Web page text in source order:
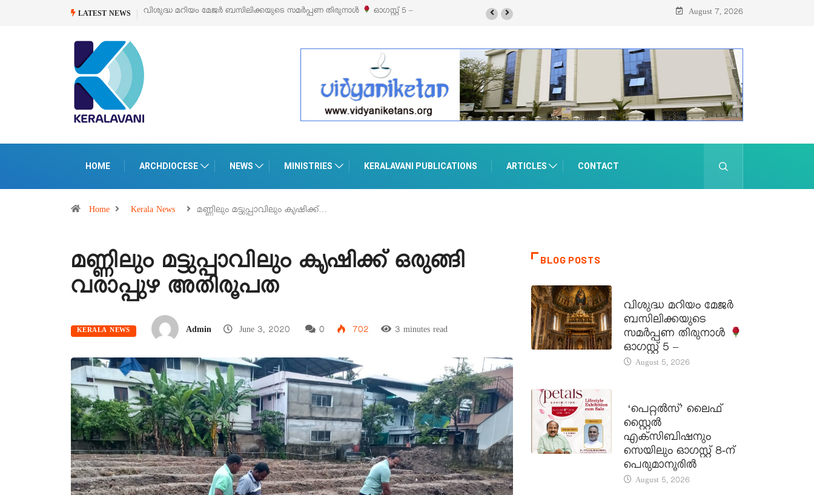
LATEST NEWS
മറിയം മേജർ ബസിലിക്കയുടെ സമർപ്പണ തിരുനാൾ ഓഗസ്റ്റ് 5 –‘പെറ്റൽസ്’ ലൈഫ് സ്റ്റൈൽ എക്സിബിഷനും സെയിലും ഓഗസ്റ്റ് 8-ന്
August 7, 2026
HOME ARCHDIOCESE NEWS MINISTRIES KERALAVANI PUBLICATIONS ARTICLES CONTACT
Home Kerala News മണ്ണിലും മട്ടുപ്പാവിലും കൃഷിക്ക്…
മണ്ണിലും മട്ടുപ്പാവിലും കൃഷിക്ക് ഒരുങ്ങി
വരാപ്പുഴ അതിരൂപത
KERALA NEWS Admin June 3, 2020 0 702 3 minutes read
BLOG POSTS
വിശുദ്ധ മറിയം മേജർ
ബസിലിക്കയുടെ
സമർപ്പണ തിരുനാൾ
ഓഗസ്റ്റ് 5 –
August 5, 2026
‘പെറ്റൽസ്’ ലൈഫ്
സ്റ്റൈൽ
എക്സിബിഷനും
സെയിലും ഓഗസ്റ്റ് 8-ന്
പെരുമാനൂരിൽ
August 5, 2026